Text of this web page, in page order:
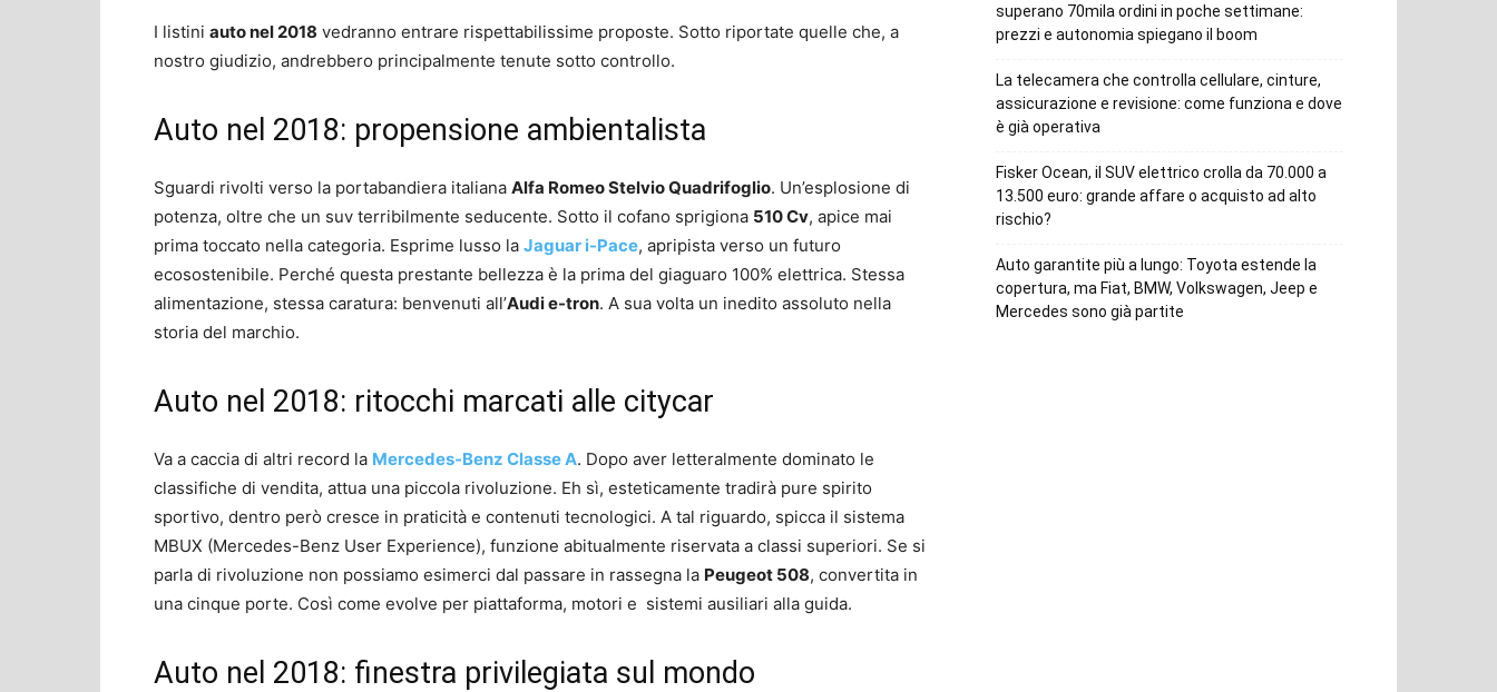
I listini auto nel 2018 vedranno entrare rispettabilissime proposte. Sotto riportate quelle che, a
nostro giudizio, andrebbero principalmente tenute sotto controllo.
Auto nel 2018: propensione ambientalista
Sguardi rivolti verso la portabandiera italiana Alfa Romeo Stelvio Quadrifoglio. Un’esplosione di
potenza, oltre che un suv terribilmente seducente. Sotto il cofano sprigiona 510 Cv, apice mai
prima toccato nella categoria. Esprime lusso la Jaguar i-Pace, apripista verso un futuro
ecosostenibile. Perché questa prestante bellezza è la prima del giaguaro 100% elettrica. Stessa
alimentazione, stessa caratura: benvenuti all’Audi e-tron. A sua volta un inedito assoluto nella
storia del marchio.
Auto nel 2018: ritocchi marcati alle citycar
Va a caccia di altri record la Mercedes-Benz Classe A. Dopo aver letteralmente dominato le
classifiche di vendita, attua una piccola rivoluzione. Eh sì, esteticamente tradirà pure spirito
sportivo, dentro però cresce in praticità e contenuti tecnologici. A tal riguardo, spicca il sistema
MBUX (Mercedes-Benz User Experience), funzione abitualmente riservata a classi superiori. Se si
parla di rivoluzione non possiamo esimerci dal passare in rassegna la Peugeot 508, convertita in
una cinque porte. Così come evolve per piattaforma, motori e sistemi ausiliari alla guida.
Auto nel 2018: finestra privilegiata sul mondo
superano 70mila ordini in poche settimane:
prezzi e autonomia spiegano il boom
La telecamera che controlla cellulare, cinture,
assicurazione e revisione: come funziona e dove
è già operativa
Fisker Ocean, il SUV elettrico crolla da 70.000 a
13.500 euro: grande affare o acquisto ad alto
rischio?
Auto garantite più a lungo: Toyota estende la
copertura, ma Fiat, BMW, Volkswagen, Jeep e
Mercedes sono già partite